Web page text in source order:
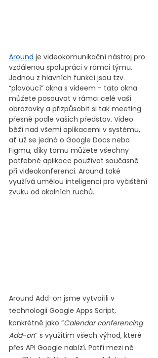
Around je videokomunikační nástroj pro
vzdálenou spolupráci v rámci týmu.
Jednou z hlavních funkcí jsou tzv.
“plovoucí” okna s videem - tato okna
můžete posouvat v rámci celé vaší
obrazovky a přizpůsobit si tak meeting
přesně podle vašich představ. Video
běží nad všemi aplikacemi v systému,
ať už se jedná o Google Docs nebo
Figmu, díky tomu můžete všechny
potřebné aplikace používat současně
při videokonferenci. Around také
využívá umělou inteligenci pro vyčištění
zvuku od okolních ruchů.
Around Add-on jsme vytvořili v
technologii Google Apps Script,
konkrétně jako “Calendar conferencing
Add-on” s využitím všech výhod, které
přes API Google nabízí. Patří mezi ně